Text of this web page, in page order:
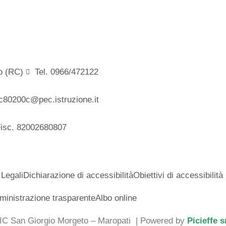
(RC) Tel. 0966/472122
82002680807
Dichiarazione di accessibilitàObiettivi di accessibilità
trasparenteAlbo online
San Giorgio Morgeto – Maropati | Powered by Picieffe